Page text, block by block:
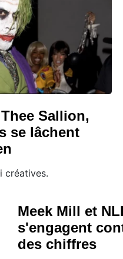
Sallion,
se lâchent
créatives.
Meek Mill et
s'engagent
des chiffres